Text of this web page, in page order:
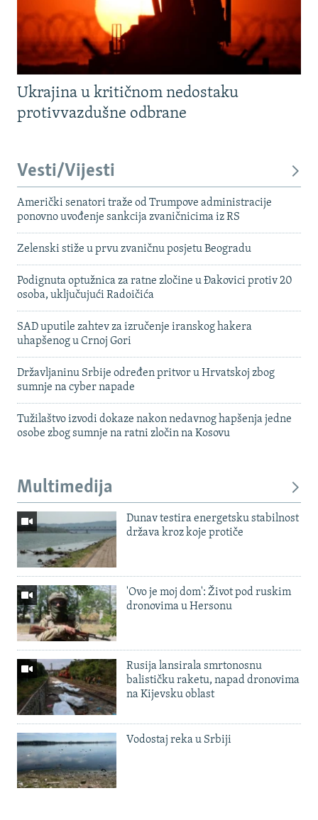
Ukrajina u kritičnom nedostaku
protivvazdušne odbrane
Vesti/Vijesti
Američki senatori traže od Trumpove administracije
ponovno uvođenje sankcija zvaničnicima iz RS
Zelenski stiže u prvu zvaničnu posjetu Beogradu
Podignuta optužnica za ratne zločine u Đakovici protiv 20
osoba, uključujući Radoičića
SAD uputile zahtev za izručenje iranskog hakera
uhapšenog u Crnoj Gori
Državljaninu Srbije određen pritvor u Hrvatskoj zbog
sumnje na cyber napade
Tužilaštvo izvodi dokaze nakon nedavnog hapšenja jedne
osobe zbog sumnje na ratni zločin na Kosovu
Multimedija
Dunav testira energetsku stabilnost
država kroz koje protiče
'Ovo je moj dom': Život pod ruskim
dronovima u Hersonu
Rusija lansirala smrtonosnu
balističku raketu, napad dronovima
na Kijevsku oblast
Vodostaj reka u Srbiji